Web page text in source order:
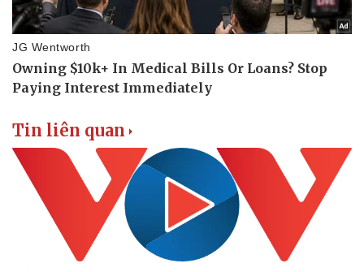
Sản phụ khoa
Nhi khoa
Nam khoa
Làm đẹp - giảm cân
Phòng mạch online
Ăn sạch sống khỏe
Tình yêu - Gia đình
Tin liên quan